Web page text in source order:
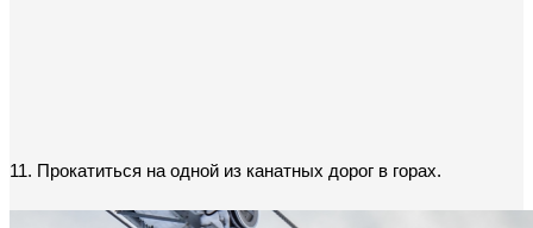
11. Прокатиться на одной из канатных дорог в горах.